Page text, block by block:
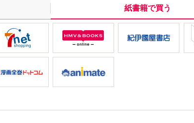
紙書籍で買う